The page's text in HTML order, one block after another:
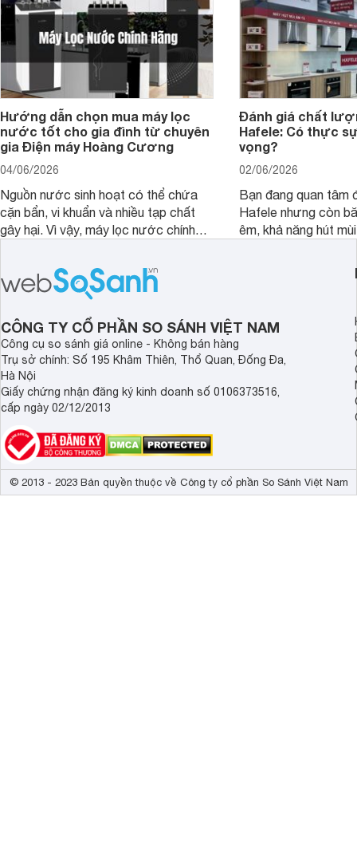
Hướng dẫn chọn mua máy lọc
nước tốt cho gia đình từ chuyên
gia Điện máy Hoàng Cương
04/06/2026
Nguồn nước sinh hoạt có thể chứa
cặn bẩn, vi khuẩn và nhiều tạp chất
gây hại. Vì vậy, máy lọc nước chính
sức khỏe và đảm bảo nguồn nước
sạch cho cả gia đình.
Đánh giá chất
Hafele: Có thực
vọng?
02/06/2026
Bạn đang quan tâm
Hafele nhưng còn
êm, khả năng hút
những đánh giá
viết này sẽ giúp
CÔNG TY CỔ PHẦN SO SÁNH VIỆT NAM
Công cụ so sánh giá online - Không bán hàng
Trụ sở chính: Số 195 Khâm Thiên, Thổ Quan, Đống Đa,
Hà Nội
Giấy chứng nhận đăng ký kinh doanh số 0106373516,
cấp ngày 02/12/2013
© 2013 - 2023 Bản quyền thuộc về Công ty cổ phần So Sánh Việt Nam